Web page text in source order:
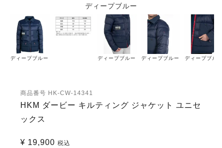
ディープブルー
ディープブルー ディープブルー ディープブルー ディープブル
商品番号 HK-CW-14341
HKM ダービー キルティング ジャケット ユニセ
ックス
¥ 19,900 税込